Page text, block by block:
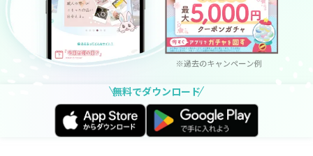
無料でダウンロード